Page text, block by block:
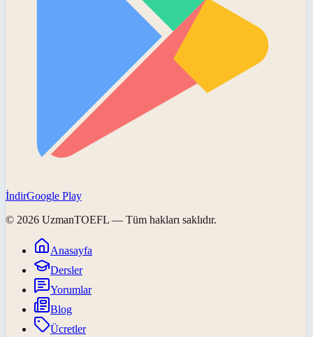
İndirGoogle Play
© 2026 UzmanTOEFL — Tüm hakları saklıdır.
Anasayfa
Dersler
Yorumlar
Blog
Ücretler